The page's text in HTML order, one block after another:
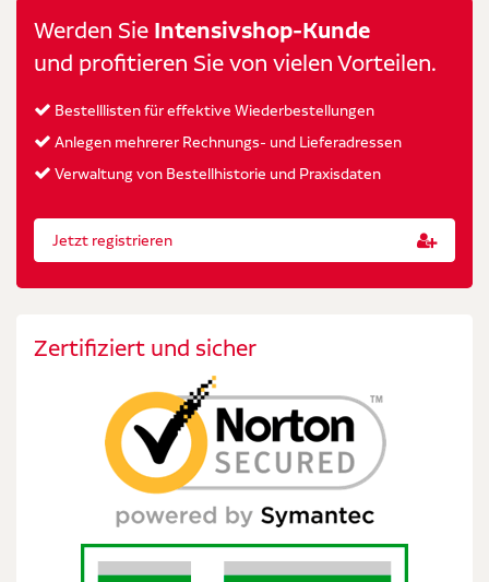
Werden Sie Intensivshop-Kunde
und profitieren Sie von vielen Vorteilen.
Bestelllisten für effektive Wiederbestellungen
Anlegen mehrerer Rechnungs- und Lieferadressen
Verwaltung von Bestellhistorie und Praxisdaten
Jetzt registrieren
Zertifiziert und sicher